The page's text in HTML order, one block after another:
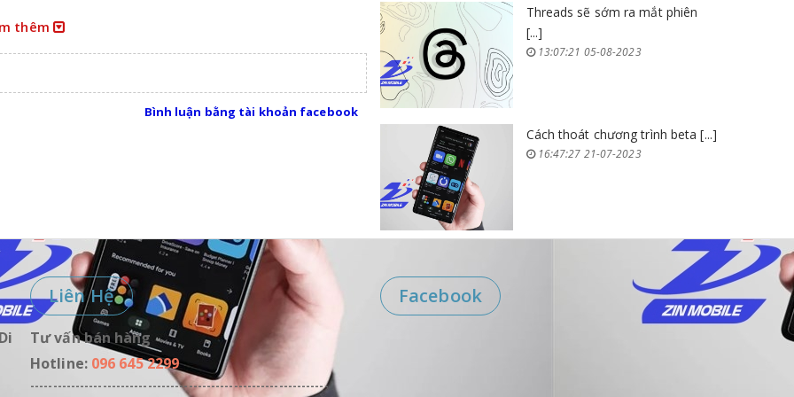
Nội
thêm
Bình luận bằng tài khoản facebook
Threads sẽ sớm ra mắt phiên
[...]
13:07:21 05-08-2023
Cách thoát chương trình beta [...]
16:47:27 21-07-2023
Liên Hệ
Tư vấn bán hàng
Hotline: 096 645 2299
------------------------------------------------------------------
Facebook